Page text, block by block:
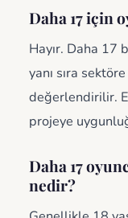
Daha 17 için
Hayır. Daha 17
yanı sıra
değerlendirilir.
projeye
Daha 17
nedir?